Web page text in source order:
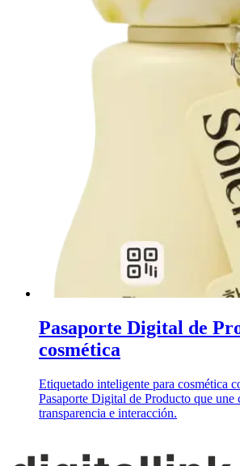
Pasaporte Digital de
cosmética
Etiquetado inteligente para cosmética
Pasaporte Digital de Producto que une
transparencia e interacción.